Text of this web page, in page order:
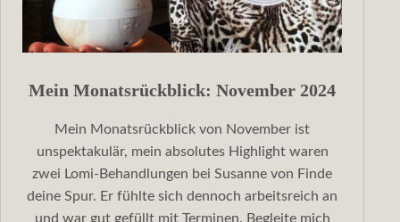
Mein Monatsrückblick: November 2024
Mein Monatsrückblick von November ist
unspektakulär, mein absolutes Highlight waren
zwei Lomi-Behandlungen bei Susanne von Finde
deine Spur. Er fühlte sich dennoch arbeitsreich an
und war gut gefüllt mit Terminen. Begleite mich